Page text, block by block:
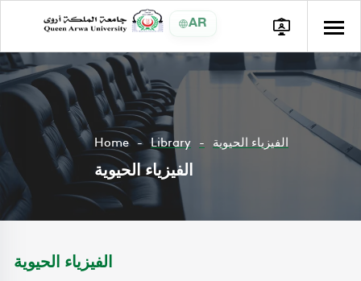
AR
Home Library الفيزياء الحيوية
الفيزياء الحيوية
الفيزياء الحيوية